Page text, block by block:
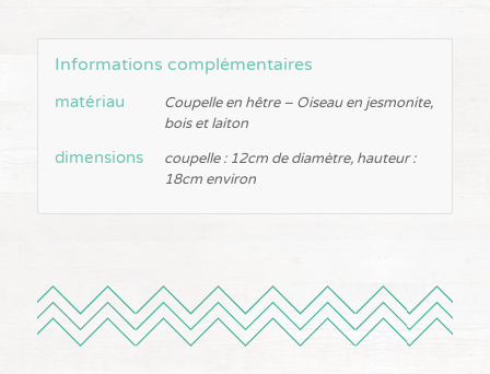
Informations complémentaires
matériau
Coupelle en hêtre – Oiseau en jesmonite,
bois et laiton
dimensions
coupelle : 12cm de diamètre, hauteur :
18cm environ